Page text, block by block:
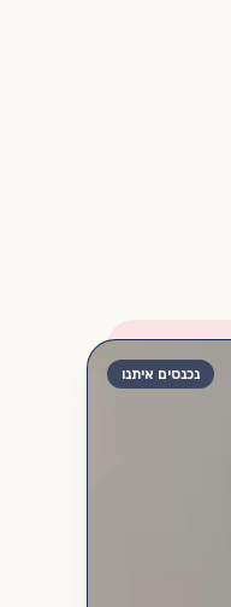
נכנסים איתנו